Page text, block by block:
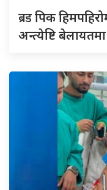
ब्रडपिक
अन्त्येष्टि